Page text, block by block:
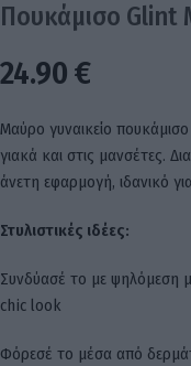
Πουκάμισο Glint
24.90 €
Μαύρο γυναικείο
γιακά και στις μανσέτες.
άνετη εφαρμογή, ιδανικό
Στυλιστικές ιδέες:
Συνδύασέ το με ψηλόμεση
chic look
Φόρεσέ το μέσα από